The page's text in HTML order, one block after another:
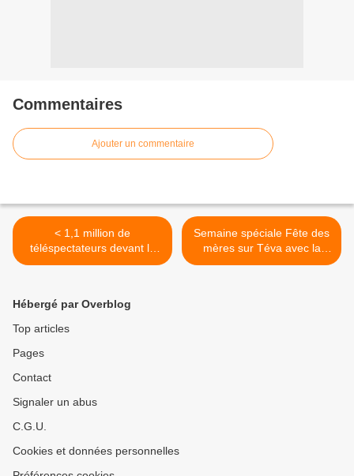
Commentaires
Ajouter un commentaire
< 1,1 million de
téléspectateurs devant le
saut de Taïg Khris sur W9 !
Semaine spéciale Fête des
mères sur Téva avec la
diffusion de film "Le premier
Hébergé par Overblog
Top articles
Pages
Contact
Signaler un abus
C.G.U.
Cookies et données personnelles